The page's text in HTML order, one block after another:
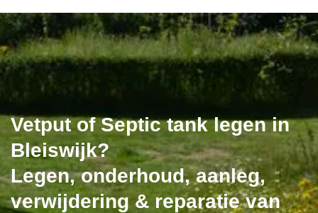
Vetput of Septic tank legen in
Bleiswijk?
Legen, onderhoud, aanleg,
verwijdering & reparatie van